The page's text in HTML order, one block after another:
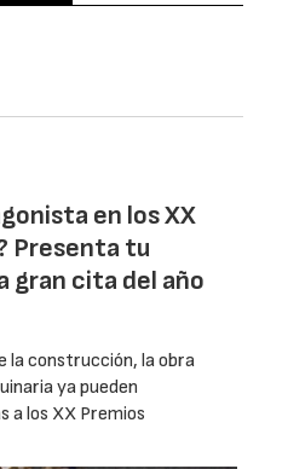
en los XX
Presenta tu
gran cita del año
la construcción, la obra
ya pueden
a los XX Premios